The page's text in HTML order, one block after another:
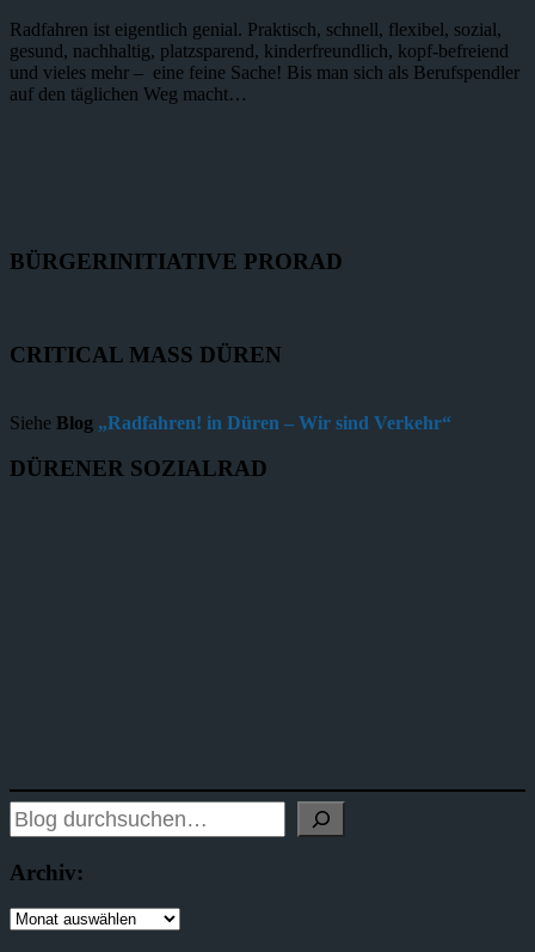
Radfahren ist eigentlich genial. Praktisch, schnell, flexibel, sozial,
gesund, nachhaltig, platzsparend, kinderfreundlich, kopf-befreiend
und vieles mehr – eine feine Sache! Bis man sich als Berufspendler
auf den täglichen Weg macht…
BÜRGERINITIATIVE PRORAD
CRITICAL MASS DÜREN
Siehe Blog „Radfahren! in Düren – Wir sind Verkehr“
DÜRENER SOZIALRAD
Archiv: